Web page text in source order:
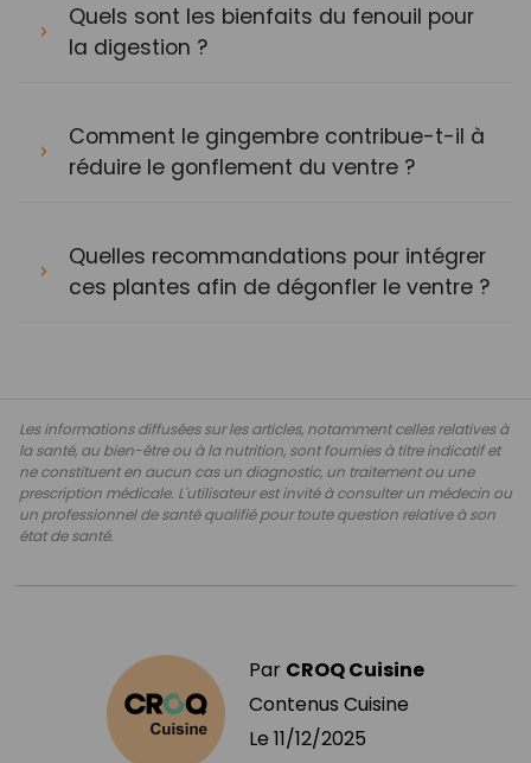
Quels sont les bienfaits du fenouil pour
la digestion ?
Comment le gingembre contribue-t-il à
réduire le gonflement du ventre ?
Quelles recommandations pour intégrer
ces plantes afin de dégonfler le ventre ?
Les informations diffusées sur les articles, notamment celles relatives à
la santé, au bien-être ou à la nutrition, sont fournies à titre indicatif et
ne constituent en aucun cas un diagnostic, un traitement ou une
prescription médicale. L'utilisateur est invité à consulter un médecin ou
un professionnel de santé qualifié pour toute question relative à son
état de santé.
Par CROQ Cuisine
Contenus Cuisine
Le 11/12/2025